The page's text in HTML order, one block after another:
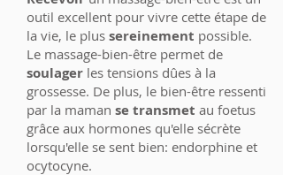
outil excellent pour vivre cette étape de
la vie, le plus sereinement possible.
Le massage-bien-être permet de
soulager les tensions dûes à la
grossesse. De plus, le bien-être ressenti
par la maman se transmet au foetus
grâce aux hormones qu'elle sécrète
lorsqu'elle se sent bien: endorphine et
ocytocyne.